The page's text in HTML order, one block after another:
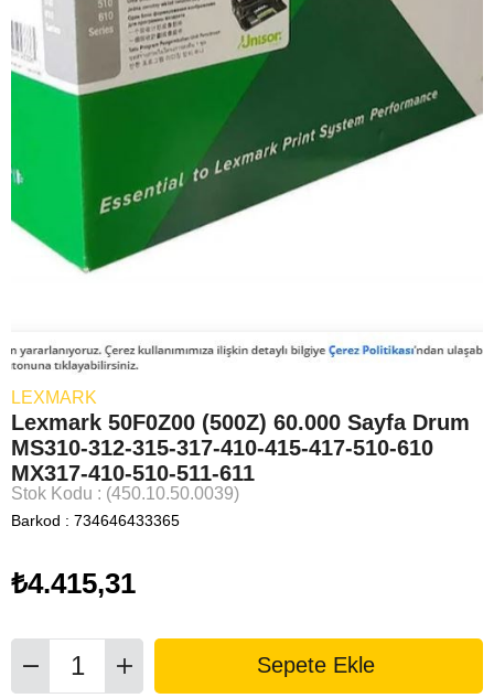
LEXMARK
Lexmark 50F0Z00 (500Z) 60.000 Sayfa Drum
MS310-312-315-317-410-415-417-510-610
MX317-410-510-511-611
Stok Kodu (450.10.50.0039)
Barkod : 734646433365
₺4.415,31